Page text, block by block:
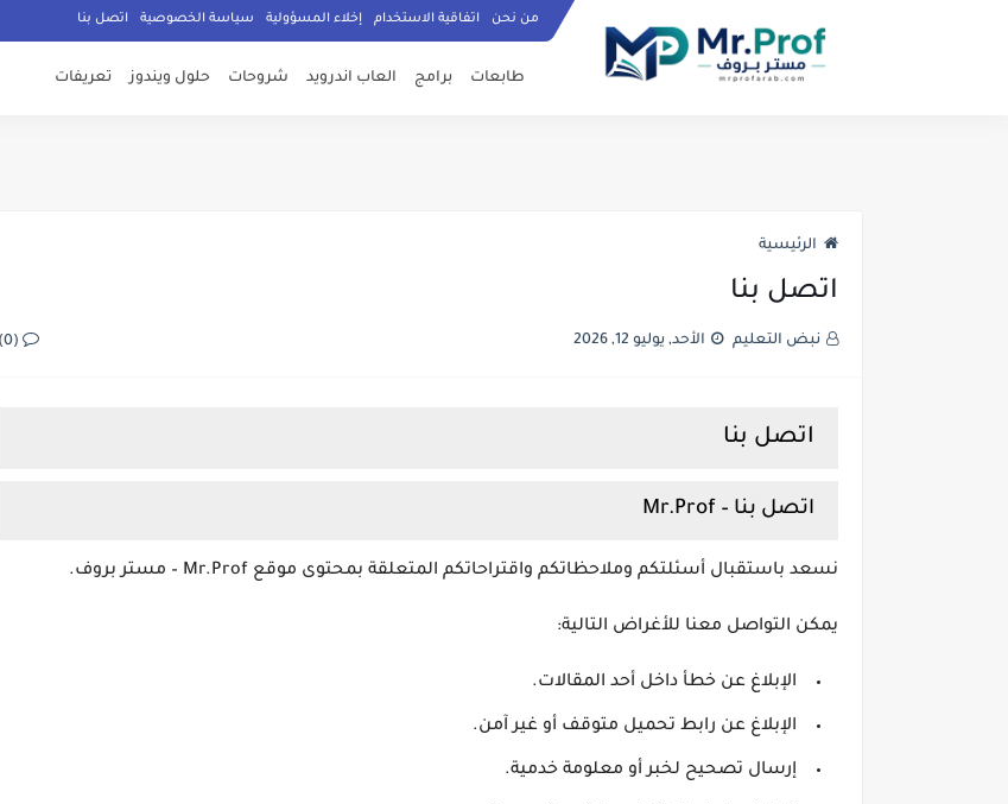
من نحن اتفاقية الاستخدام إخلاء المسؤولية سياسة الخصوصية اتصل بنا
طابعات برامج العاب اندرويد شروحات حلول ويندوز تعريفات
الرئيسية
اتصل بنا
نبض التعليم الأحد, يوليو 12, 2026 (0)
اتصل بنا
اتصل بنا – Mr.Prof
نسعد باستقبال أسئلتكم وملاحظاتكم واقتراحاتكم المتعلقة بمحتوى موقع Mr.Prof – مستر بروف .
يمكن التواصل معنا للأغراض التالية:
الإبلاغ عن خطأ داخل أحد المقالات.
الإبلاغ عن رابط تحميل متوقف أو غير آمن.
إرسال تصحيح لخبر أو معلومة خدمية.